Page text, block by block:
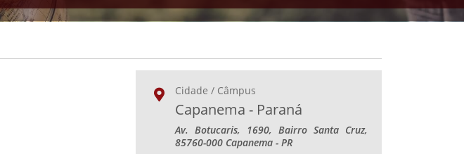
Cidade / Câmpus
Capanema - Paraná
Av. Botucaris, 1690, Bairro Santa Cruz,
85760-000 Capanema - PR